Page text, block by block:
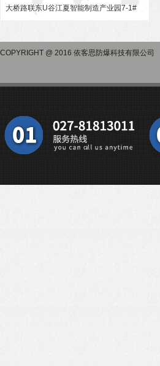
大桥路联东U谷江夏智能制造产业园7-1#
COPYRIGHT @ 2016 依客思防爆科技有限公司